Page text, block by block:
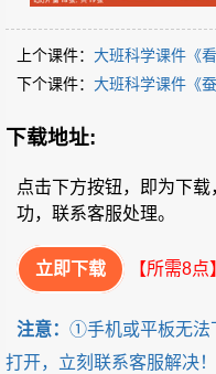
上个课件： 大班科学课件《
下个课件： 大班科学课件《
下载地址:
点击下方按钮，即为下
功，联系客服处理。
立即下载 【所需8点
注意： ①手机或平板无法
打开，立刻联系客服解决！